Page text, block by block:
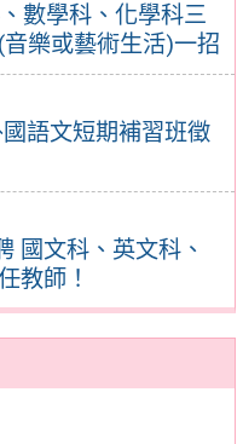
數學科、化學科三
樂或藝術生活)一招
語文短期補習班徵
國文科、英文科、
教師！